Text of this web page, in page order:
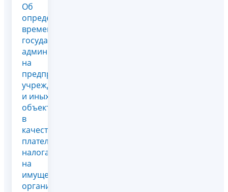
Об
определении
временных
государственных
администраций
на
предприятиях,
учреждениях
и иных
объектах
в
качестве
плательщика
налога
на
имущество
организаций